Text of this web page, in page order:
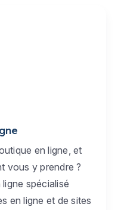
en ligne, et
vous y prendre ?
spécialisé
en ligne et de sites